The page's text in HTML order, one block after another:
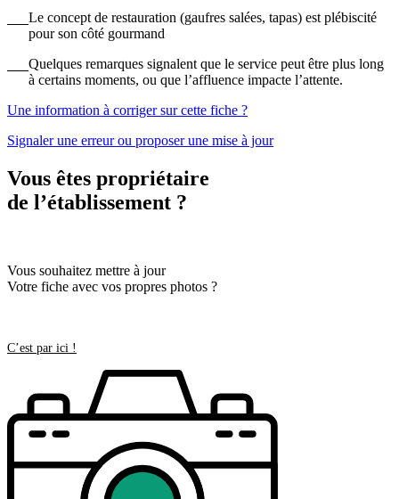
Le concept de restauration (gaufres salées, tapas) est plébiscité
pour son côté gourmand
Quelques remarques signalent que le service peut être plus long
à certains moments, ou que l’affluence impacte l’attente.
Une information à corriger sur cette fiche ?
Signaler une erreur ou proposer une mise à jour
Vous êtes propriétaire
de l’établissement ?
Vous souhaitez mettre à jour
Votre fiche avec vos propres photos ?
C’est par ici !